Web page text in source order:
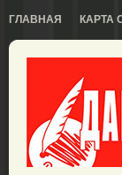
ГЛАВНАЯ КАРТА